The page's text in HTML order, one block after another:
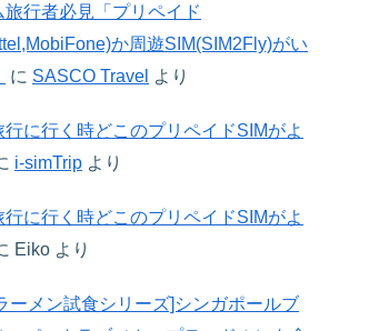
旅行者必見「プリペイド
か周遊SIM(SIM2Fly)がい
に SASCO Travel より
行に行く時どこのプリペイドSIMがよ
i-simTrip より
行に行く時どこのプリペイドSIMがよ
Eiko より
ーメン試食シリーズ]シンガポールブ